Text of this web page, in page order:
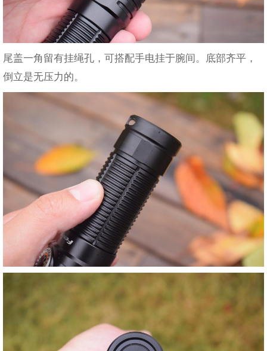
尾盖一角留有挂绳孔，可搭配手电挂于腕间。底部齐平，
倒立是无压力的。